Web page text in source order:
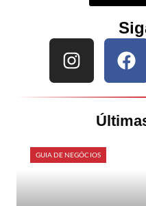
GUIA DE NEGÓCIOS